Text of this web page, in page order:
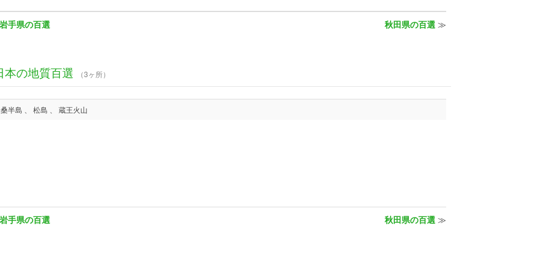
手県の百選 秋田県の百選≫
本の地質百選 （3ヶ所）
唐桑半島 、 松島 、 蔵王火山
手県の百選 秋田県の百選≫